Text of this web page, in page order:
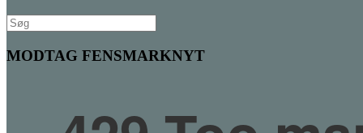
Søg
efter:
MODTAG FENSMARKNYT